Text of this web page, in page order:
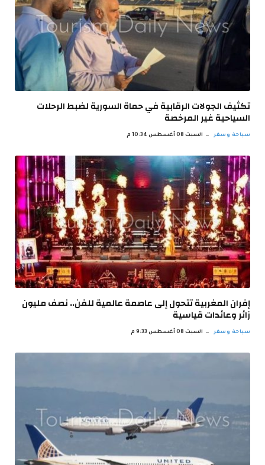
تكثيف الجولات الرقابية في حماة السورية لضبط الرحلات
السياحية غير ‏المرخصة
سياحة وسفر السبت 08 أغسطس 10:34 م
إفران المغربية تتحول إلى عاصمة عالمية للفن.. نصف مليون
زائر وعائدات قياسية
سياحة وسفر السبت 08 أغسطس 9:33 م